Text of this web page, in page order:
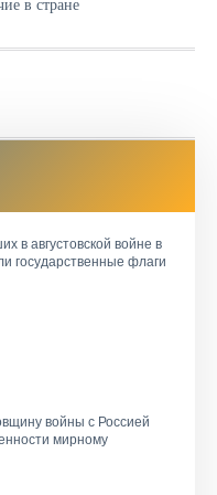
в стране
в августовской войне в
государственные флаги
войны с Россией
мирному